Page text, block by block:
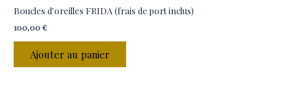
Boucles d’oreilles FRIDA (frais de port inclus)
100,00 €
Ajouter au panier